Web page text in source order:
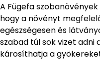
A Fügefa
hogy a növényt
egészségesen és
szabad túl sok vizet adni
károsíthatja a